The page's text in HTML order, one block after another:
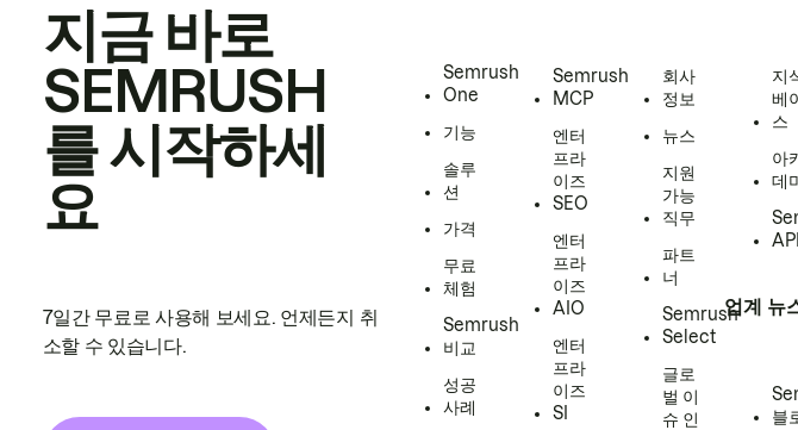
지금 바로
SEMRUSH
를 시작하세
요
7일간 무료로 사용해 보세요. 언제든지 취
소할 수 있습니다.
Semrush
One
기능
솔루
션
가격
무료
체험
Semrush
비교
성공
사례
Semrush
MCP
엔터
프라
이즈
SEO
엔터
프라
이즈
AIO
엔터
프라
이즈
SI
회사
정보
뉴스
지원
가능
직무
파트
너
Semrush
Select
글로
벌 이
슈 인
지
베
스
아
데
업계 뉴
블